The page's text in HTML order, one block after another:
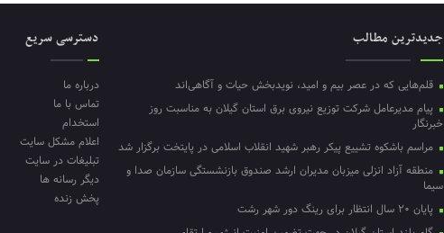
جدیدترین مطالب
قلم‌هایی که در عصر بیم و امید، نویدبخش حیات و آگاهی‌اند
پیام مدیرعامل شرکت توزیع نیروی برق استان گیلان به مناسبت روز
خبرنگار ‌
مراسم باشکوه تشییع پیکر رهبر شهید انقلاب اسلامی در پایتخت برگزار شد
منطقه آزاد انزلی میزبان مدیران ارشد صندوق بازنشستگی سازمان صدا و
سیما
پایان ۲۰ سال انتظار برای رینگ دور شهر رشت
دسترسی سریع
درباره ما
تماس با ما
استخدام
اعلام مشکل سایت
تبلیغات در سایت
دیگر رسانه ها
پخش زنده